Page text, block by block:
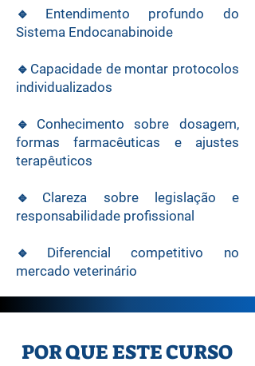
🔹Entendimento profundo do
Sistema Endocanabinoide
🔹Capacidade de montar protocolos
individualizados
🔹Conhecimento sobre dosagem,
formas farmacêuticas e ajustes
terapêuticos
🔹Clareza sobre legislação e
responsabilidade profissional
🔹Diferencial competitivo no
mercado veterinário
POR QUE ESTE CURSO